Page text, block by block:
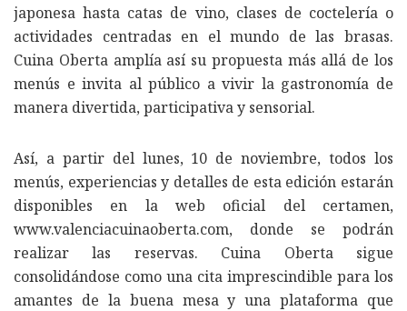
japonesa hasta catas de vino, clases de coctelería o
actividades centradas en el mundo de las brasas.
Cuina Oberta amplía así su propuesta más allá de los
menús e invita al público a vivir la gastronomía de
manera divertida, participativa y sensorial.
Así, a partir del lunes, 10 de noviembre, todos los
menús, experiencias y detalles de esta edición estarán
disponibles en la web oficial del certamen,
www.valenciacuinaoberta.com, donde se podrán
realizar las reservas. Cuina Oberta sigue
consolidándose como una cita imprescindible para los
amantes de la buena mesa y una plataforma que